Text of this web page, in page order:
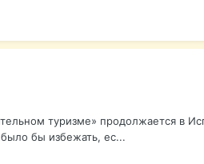
туризме» продолжается в
бы избежать, ес...